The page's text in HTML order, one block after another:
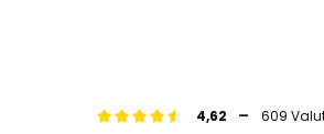
4,62 - 609